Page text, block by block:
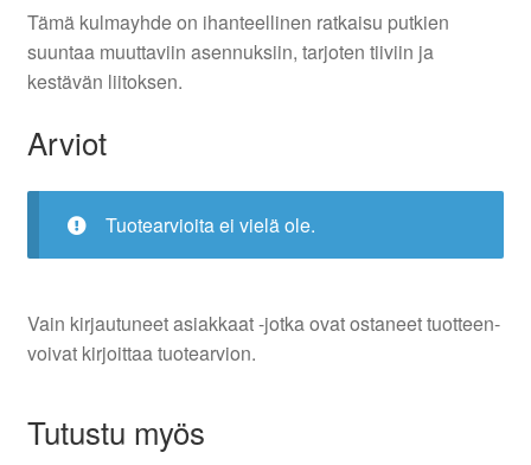
Tämä kulmayhde on ihanteellinen ratkaisu putkien
suuntaa muuttaviin asennuksiin, tarjoten tiiviin ja
kestävän liitoksen.
Arviot
Tuotearvioita ei vielä ole.
Vain kirjautuneet asiakkaat -jotka ovat ostaneet tuotteen-
voivat kirjoittaa tuotearvion.
Tutustu myös